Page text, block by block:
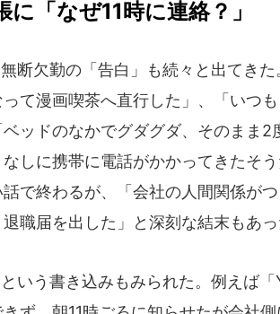
に「なぜ11時に連絡？」
断欠勤の「告白」も続々と出てきた
て漫画喫茶へ直行した」、「いつ
ベッドのなかでグダグダ、そのま
しに携帯に電話がかかってきたそ
で終わるが、「会社の人間関係が
職届を出した」と深刻な結末もあっ
いう書き込みもみられた。例えば「